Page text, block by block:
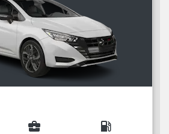
business_center local_gas_station